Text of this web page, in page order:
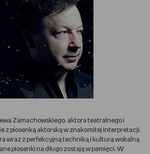
Zamachowskiego, aktora teatralnego i
z piosenką aktorską w znakomitej interpretacji.
wraz z perfekcyjną techniką i kulturą wokalną
piosenki na długo zostają w pamięci. W